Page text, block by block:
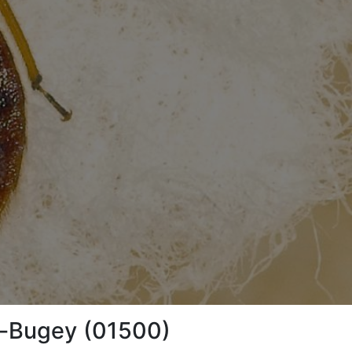
(01500)